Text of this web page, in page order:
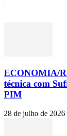
ECONOMIA/
técnica com
PIM
28 de julho de 2026